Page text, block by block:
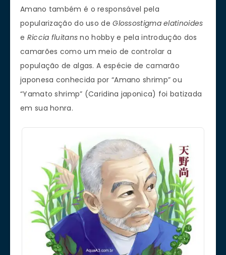
Amano também é o responsável pela
popularização do uso deGlossostigma elatinoides
e Riccia fluitans no hobby e pela introdução dos
camarões como um meio de controlar a
população de algas. A espécie de camarão
japonesa conhecida por “Amano shrimp” ou
“Yamato shrimp” (Caridina japonica) foi batizada
em sua honra.